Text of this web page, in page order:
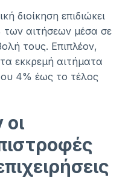
διοίκηση επιδιώκει
αιτήσεων μέσα σε
τους. Επιπλέον,
τα εκκρεμή αιτήματα
4% έως το τέλος
οι